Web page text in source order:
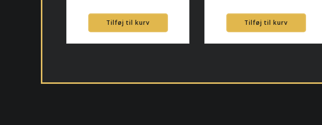
Tilføj til kurv Tilføj til kurv